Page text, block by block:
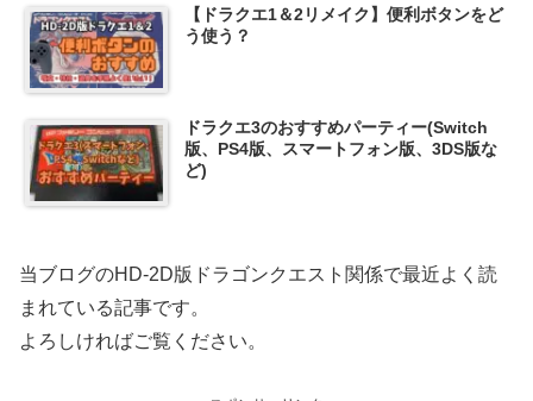
【ドラクエ1＆2リメイク】便利ボタンをど
う使う？
ドラクエ3のおすすめパーティー(Switch
版、PS4版、スマートフォン版、3DS版な
ど)
当ブログのHD-2D版ドラゴンクエスト関係で最近よく読
まれている記事です。
よろしければご覧ください。